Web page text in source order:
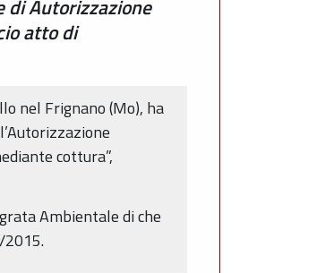
di Autorizzazione
atto di
nel Frignano (Mo), ha
cottura”,
Ambientale di che
2015.